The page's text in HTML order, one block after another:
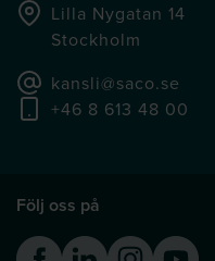
Lilla Nygatan 14
Stockholm
kansli@saco.se
+46 8 613 48 00
Följ oss på
FacebookLinkedinInstagram